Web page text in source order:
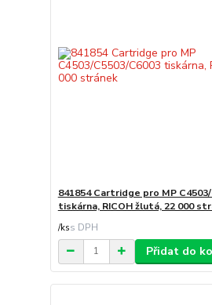
841854 Cartridge pro MP
tiskárna, RICOH žlutá, 22 000
/ks
Přidat do